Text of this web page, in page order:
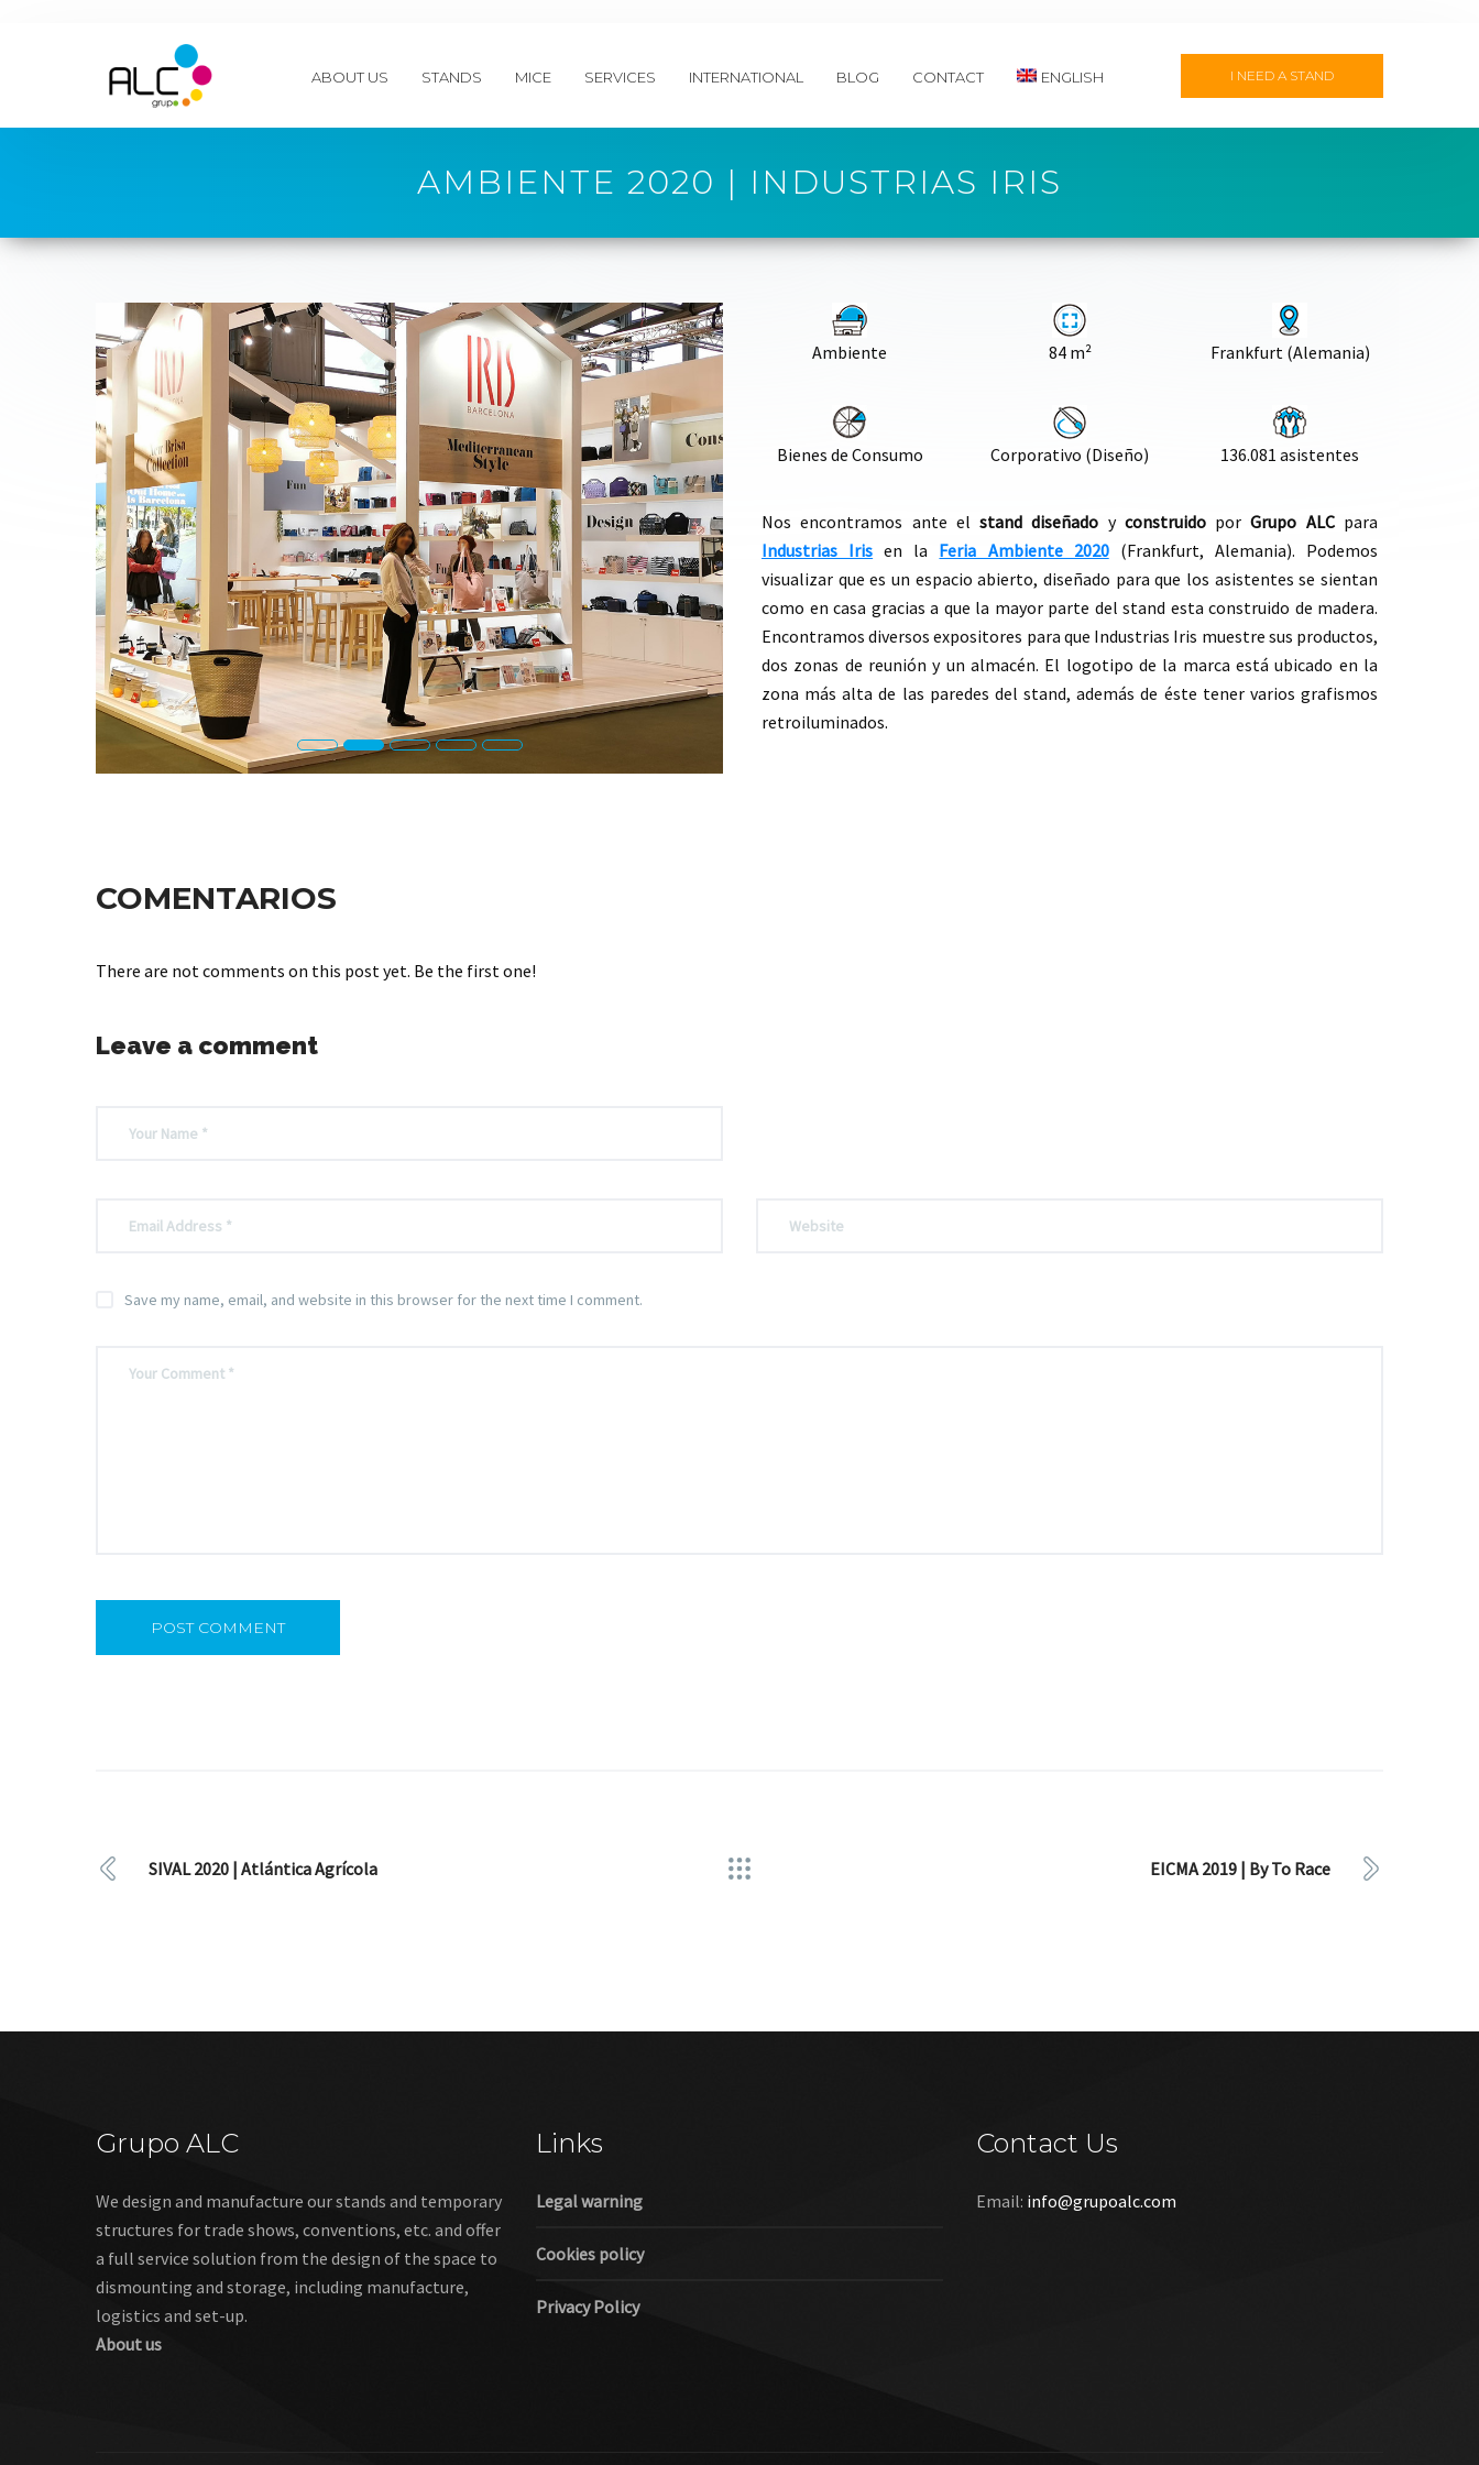
I NEED A STAND
ABOUT US STANDS MICE SERVICES INTERNATIONAL BLOG CONTACT ENGLISH
AMBIENTE 2020 | INDUSTRIAS IRIS
Ambiente
Bienes de Consumo
84 m²
Corporativo (Diseño)
Frankfurt (Alemania)
136.081 asistentes
Nos encontramos ante elstanddiseñado y construidopor Grupo ALC para
Industrias Iris en la Feria Ambiente 2020(Frankfurt, Alemania). Podemos
visualizar que es un espacio abierto, diseñado para que los asistentes se sientan
como en casa gracias a que la mayor parte del stand esta construido de madera.
Encontramos diversos expositores para que Industrias Iris muestre sus productos,
dos zonas de reunión y un almacén. El logotipo de la marca está ubicado en la
zona más alta de las paredes del stand, además de éste tener varios grafismos
retroiluminados.
COMENTARIOS
There are not comments on this post yet. Be the first one!
Leave a comment
Save my name, email, and website in this browser for the next time I comment.
SIVAL 2020 | Atlántica Agrícola EICMA 2019 | By To Race
Grupo ALC
We design and manufacture our stands and temporary
structures for trade shows, conventions, etc. and offer
a full service solution from the design of the space to
dismounting and storage, including manufacture,
logistics and set-up.
About us
Links
Legal warning
Cookies policy
Privacy Policy
Contact Us
Email: info@grupoalc.com